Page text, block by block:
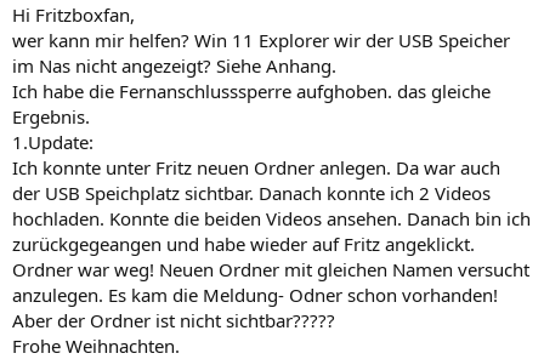
Hi Fritzboxfan,
wer kann mir helfen? Win 11 Explorer wir der USB Speicher
im Nas nicht angezeigt? Siehe Anhang.
Ich habe die Fernanschlusssperre aufghoben. das gleiche
Ergebnis.
1.Update:
Ich konnte unter Fritz neuen Ordner anlegen. Da war auch
der USB Speichplatz sichtbar. Danach konnte ich 2 Videos
hochladen. Konnte die beiden Videos ansehen. Danach bin ich
zurückgegeangen und habe wieder auf Fritz angeklickt.
Ordner war weg! Neuen Ordner mit gleichen Namen versucht
anzulegen. Es kam die Meldung- Odner schon vorhanden!
Aber der Ordner ist nicht sichtbar?????
Frohe Weihnachten.